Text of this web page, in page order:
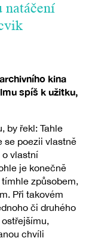
natáčení
kina
spíš k užitku,
by řekl: Tahle
se poezii vlastně
o vlastní
je konečně
způsobem,
Při takovém
či druhého
chvíli